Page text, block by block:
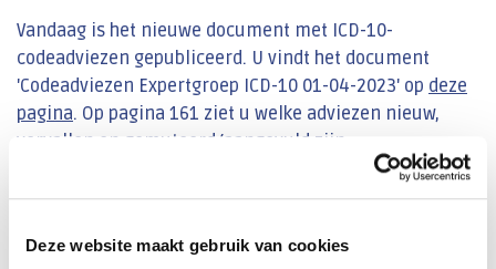
Deze website maakt gebruik van cookies
​Vandaag is het nieuwe document met ICD-10-
codeadviezen gepubliceerd. U vindt het document
'Codeadviezen Expertgroep ICD-10 01-04-2023' op deze
pagina. Op pagina 161 ziet u welke adviezen nieuw,
vervallen en gemuteerd/aangevuld zijn.
Elk kwartaal een mail ontvangen als het nieuwe
info@dhd.nlen dan plaatsen wij u op de mailinglijst.